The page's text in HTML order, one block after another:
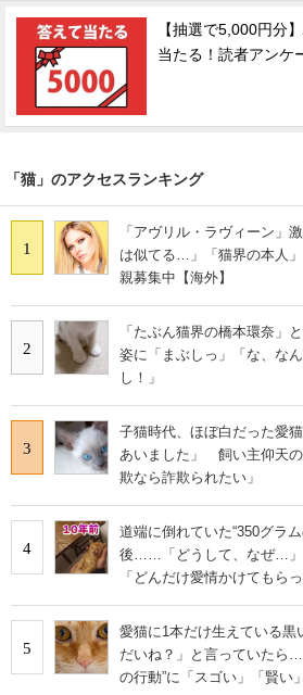
【抽選で5,000円分
当たる！読者アンケ
「猫」のアクセスランキング
1
「アヴリル・ラヴィーン」
は似てる…」「猫界の本人
親募集中【海外】
2
「たぶん猫界の橋本環奈」
姿に「まぶしっ」「な、な
し！」
3
子猫時代、ほぼ白だった
あいました」 飼い主仰天
欺なら詐欺られたい」
4
道端に倒れていた“350グラ
後……「どうして、なぜ…」
「どんだけ愛情かけてもらっ
5
愛猫に1本だけ生えている
だいね？」と言っていた
の行動”に「スゴい」「賢い」